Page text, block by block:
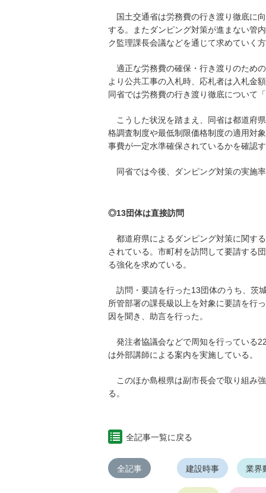
国土交通省は労務費の行き渡り徹底に
する。またダンピング対策が進まない管
ク監理課長会議などを通じて求めていく方
適正な労務費の確保・行き渡りのため
より公共工事の入札時、応札者は入札金
同省では労務費の行き渡り徹底について
こうした状況を踏まえ、同省は都道府
格調査制度や最低制限価格制度の適用対
事費が一定水準確保されているかを確認
同省では今後、ダンピング対策の実施
◎13団体は直接訪問
都道府県によるダンピング対策に関す
されている。市町村を訪問して要請する
る強化を求めている。
訪問・要請を行った13団体のうち、茨
所管部署の課長級以上を対象に要請を行
因を聞き、助言を行った。
発注者協議会などで周知を行っている
は外部講師による案内を実施している。
このほか島根県は副市長会で取り組み
る。
全記事一覧に戻る
全記事 建設時事 業界